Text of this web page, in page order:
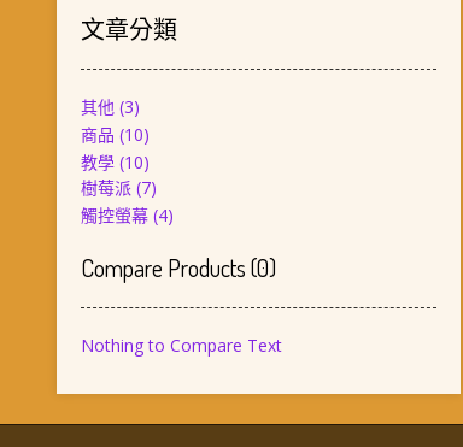
文章分類
其他(3)
商品 (10)
教學(10)
樹莓派(7)
觸控螢幕(4)
Compare Products(0)
Nothing to Compare Text